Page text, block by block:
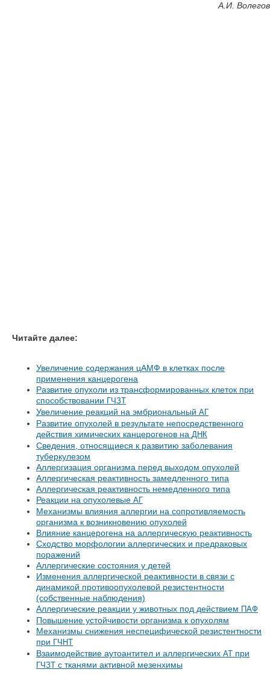
А.И. Волегов
Читайте далее:
Увеличение содержания цАМФ в клетках после
применения канцерогена
Развитие опухоли из трансформированных клеток при
способствовании
ГЧЗТ
Увеличение реакций на эмбриональный АГ
Развитие опухолей в результате непосредственного
действия химических канцерогенов на ДНК
Сведения, относящиеся к развитию заболевания
туберкулезом
Аллергизация организма перед выходом опухолей
Аллергическая реактивность замедленного типа
Аллергическая реактивность немедленного типа
Реакции на опухолевые АГ
Механизмы влияния аллергии на сопротивляемость
организма к возникновению опухолей
Влияние канцерогена на аллергическую реактивность
Сходство морфологии аллергических и предраковых
поражений
Аллергические состояния у детей
Изменения аллергической реактивности в связи с
динамикой противоопухолевой резистентности
(собственные наблюдения)
Аллергические реакции у животных под действием
ПАФ
Повышение устойчивости организма к опухолям
Механизмы снижения неспецифической резистентности
при
ГЧНТ
Взаимодействие аутоантител и аллергических АТ при
ГЧЗТ с тканями активной мезенхимы